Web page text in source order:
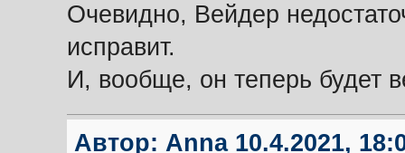
Очевидно, Вейдер
исправит.
И, вообще, он теперь будет
Автор: Anna10.4.2021,